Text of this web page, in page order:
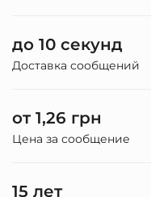
до 10 секунд
Доставка сообщений
от 1,26 грн
Цена за сообщение
15 лет